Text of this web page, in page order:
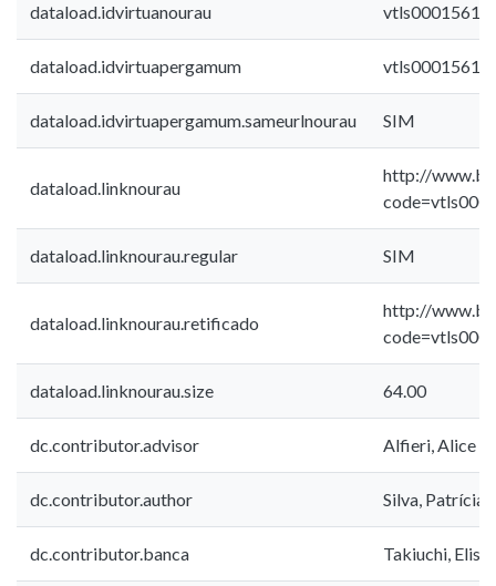
dataload.idvirtuanourau
dataload.idvirtuapergamum
dataload.idvirtuapergamum.sameurlnourau SIM
dataload.linknourau
http://
dataload.linknourau.regular SIM
dataload.linknourau.retificado
http://
dataload.linknourau.size 64.00
dc.contributor.advisor Alfieri, Alice
dc.contributor.author Silva, Patrícia
dc.contributor.banca Takiuchi,